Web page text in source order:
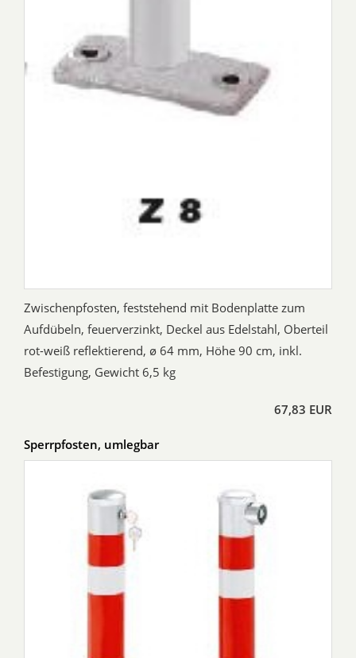
Zwischenpfosten, feststehend mit Bodenplatte zum
Aufdübeln, feuerverzinkt, Deckel aus Edelstahl, Oberteil
rot-weiß reflektierend, ø 64 mm, Höhe 90 cm, inkl.
Befestigung, Gewicht 6,5 kg
67,83 EUR
Sperrpfosten, umlegbar